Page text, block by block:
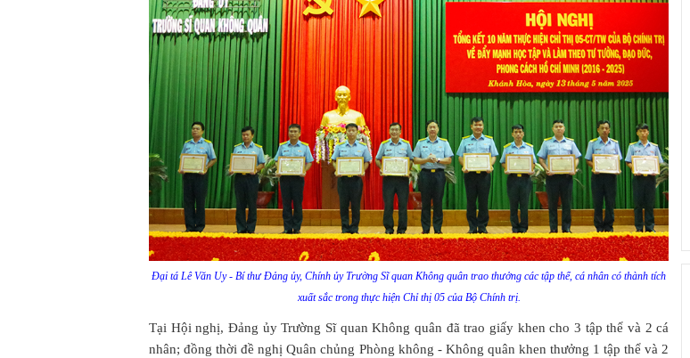
Đại tá Lê Văn Uy - Bí thư Đảng ủy, Chính ủy Trường Sĩ quan Không quân trao thưởng các tập thể, cá nhân có thành tích
xuất sắc trong thực hiện Chỉ thị 05 của Bộ Chính trị.
Tại Hội nghị, Đảng ủy Trường Sĩ quan Không quân đã trao giấy khen cho 3 tập thể và 2 cá
nhân; đồng thời đề nghị Quân chủng Phòng không - Không quân khen thưởng 1 tập thể và 2